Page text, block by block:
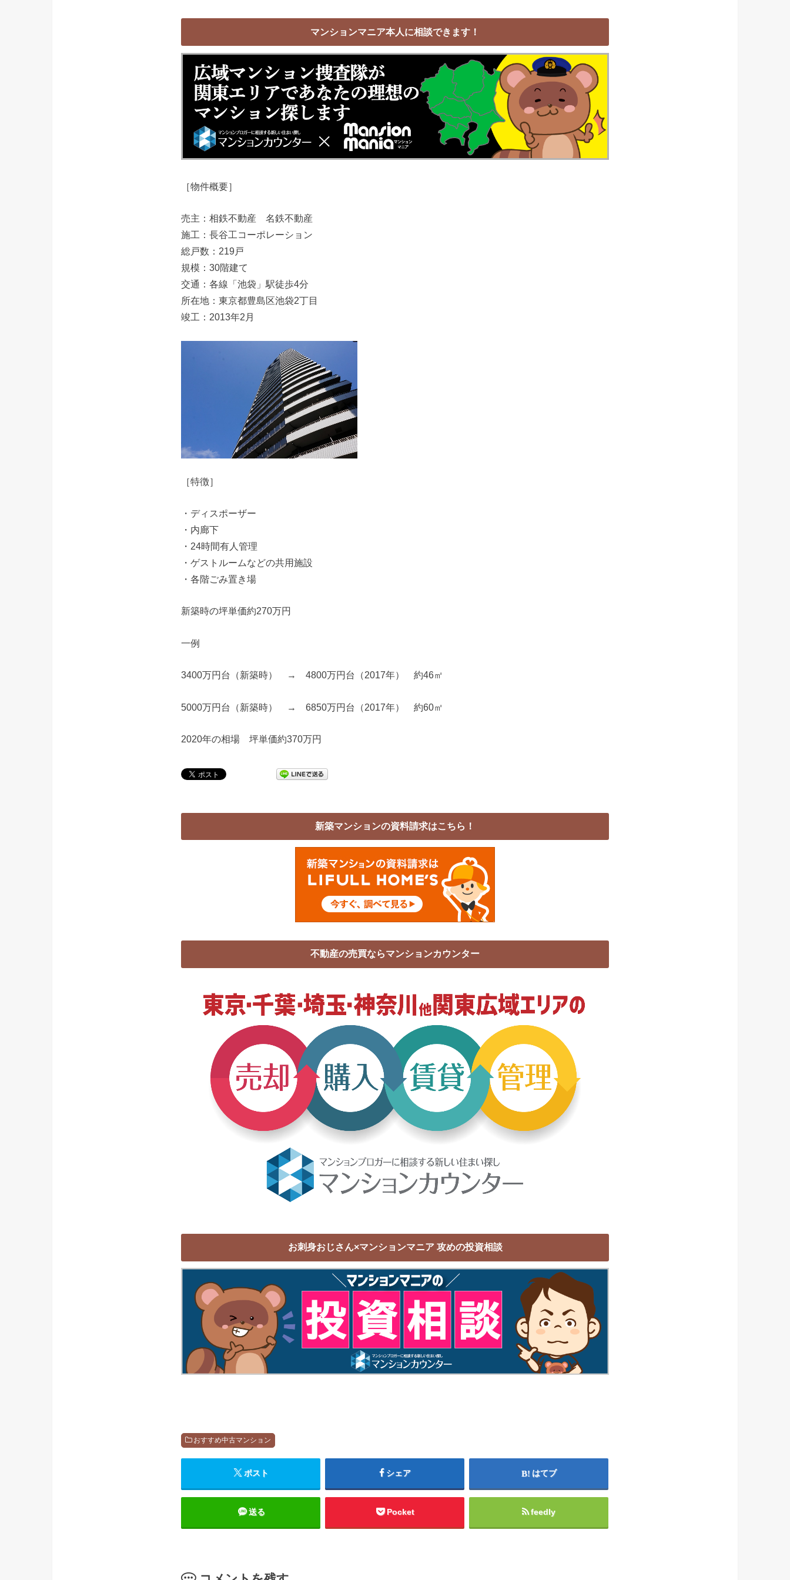
マンションマニア本人に相談できます！
［物件概要］
売主：相鉄不動産 名鉄不動産
施工：長谷工コーポレーション
総戸数：219戸
規模：30階建て
交通：各線「池袋」駅徒歩4分
所在地：東京都豊島区池袋2丁目
竣工：2013年2月
［特徴］
・ディスポーザー
・内廊下
・24時間有人管理
・ゲストルームなどの共用施設
・各階ごみ置き場
新築時の坪単価約270万円
一例
3400万円台（新築時） → 4800万円台（2017年） 約46㎡
5000万円台（新築時） → 6850万円台（2017年） 約60㎡
2020年の相場 坪単価約370万円
新築マンションの資料請求はこちら！
不動産の売買ならマンションカウンター
お刺身おじさん×マンションマニア 攻めの投資相談
おすすめ中古マンション
ポスト シェア はてブ
送る Pocket feedly